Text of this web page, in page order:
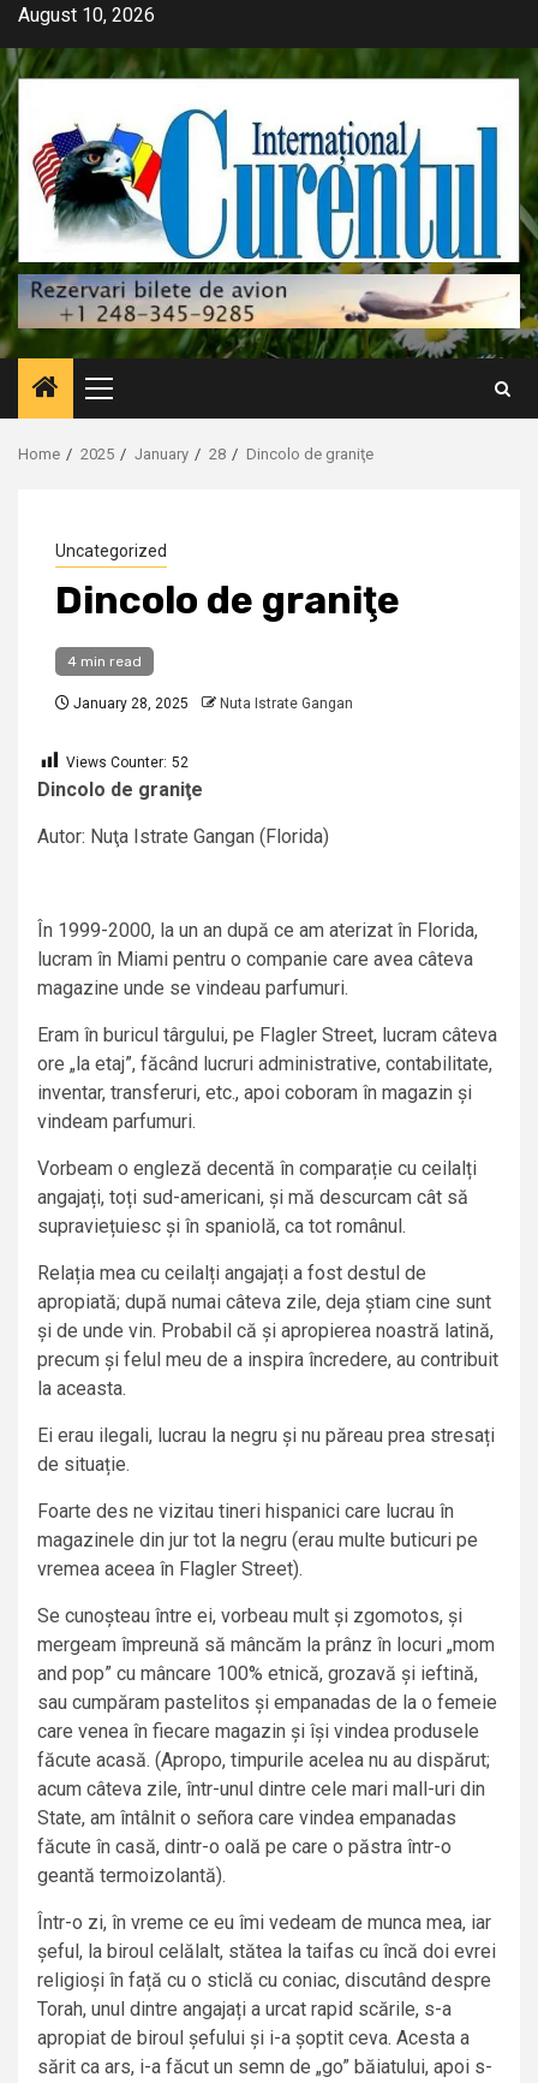
Skip
content
August 10, 2026
Primary
Menu
Home 2025 January 28 Dincolo de graniţe
Uncategorized
Dincolo de graniţe
4 min read
January 28, 2025 Nuta Istrate Gangan
Views Counter: 52
Dincolo de graniţe
Autor: Nuţa Istrate Gangan (Florida)
În 1999-2000, la un an după ce am aterizat în Florida,
lucram în Miami pentru o companie care avea câteva
magazine unde se vindeau parfumuri.
Eram în buricul târgului, pe Flagler Street, lucram câteva
ore „la etaj”, făcând lucruri administrative, contabilitate,
inventar, transferuri, etc., apoi coboram în magazin și
vindeam parfumuri.
Vorbeam o engleză decentă în comparație cu ceilalți
angajați, toți sud-americani, și mă descurcam cât să
supraviețuiesc și în spaniolă, ca tot românul.
Relația mea cu ceilalți angajați a fost destul de
apropiată; după numai câteva zile, deja știam cine sunt
și de unde vin. Probabil că și apropierea noastră latină,
precum și felul meu de a inspira încredere, au contribuit
la aceasta.
Ei erau ilegali, lucrau la negru și nu păreau prea stresați
de situație.
Foarte des ne vizitau tineri hispanici care lucrau în
magazinele din jur tot la negru (erau multe buticuri pe
vremea aceea în Flagler Street).
Se cunoșteau între ei, vorbeau mult și zgomotos, și
mergeam împreună să mâncăm la prânz în locuri „mom
and pop” cu mâncare 100% etnică, grozavă și ieftină,
sau cumpăram pastelitos și empanadas de la o femeie
care venea în fiecare magazin și își vindea produsele
făcute acasă. (Apropo, timpurile acelea nu au dispărut;
acum câteva zile, într-unul dintre cele mari mall-uri din
State, am întâlnit o señora care vindea empanadas
făcute în casă, dintr-o oală pe care o păstra într-o
geantă termoizolantă).
Într-o zi, în vreme ce eu îmi vedeam de munca mea, iar
șeful, la biroul celălalt, stătea la taifas cu încă doi evrei
religioși în față cu o sticlă cu coniac, discutând despre
Torah, unul dintre angajați a urcat rapid scările, s-a
apropiat de biroul șefului și i-a șoptit ceva. Acesta a
sărit ca ars, i-a făcut un semn de „go” băiatului, apoi s-